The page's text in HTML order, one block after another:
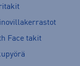
Face takit